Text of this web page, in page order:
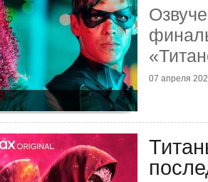
07 апреля